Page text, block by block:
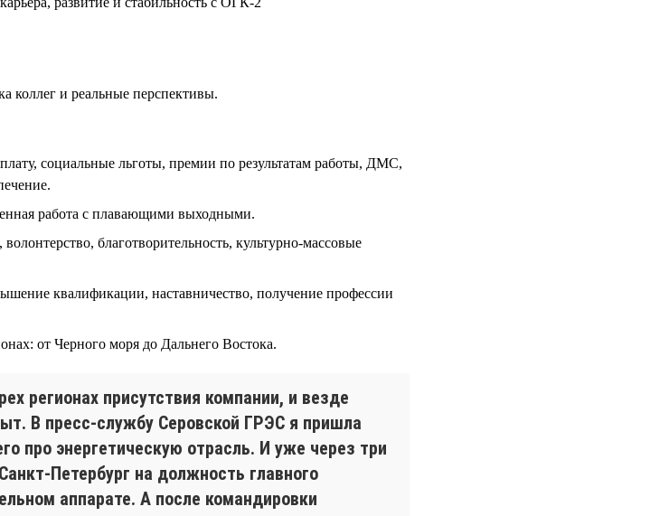
коллег и реальные перспективы.
социальные льготы, премии по результатам работы, ДМС,
работа с плавающими выходными.
благотворительность, культурно-массовые
квалификации, наставничество, получение профессии
от Черного моря до Дальнего Востока.
регионах присутствия компании, и везде
В пресс-службу Серовской ГРЭС я пришла
про энергетическую отрасль. И уже через три
Петербург на должность главного
аппарате. А после командировки